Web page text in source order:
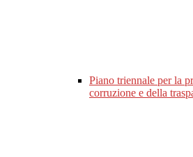
Piano triennale per la
corruzione e della